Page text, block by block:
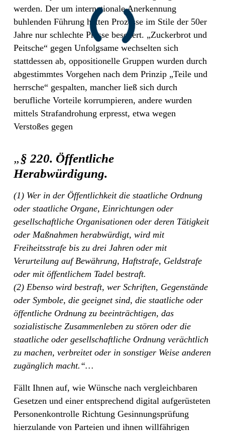
werden. Der um internationale Anerkennung
buhlenden Führung hätten Prozesse im Stile der 50er
Jahre nur schlechte Presse beschert. „Zuckerbrot und
Peitsche“ gegen Unfolgsame wechselten sich
stattdessen ab, oppositionelle Gruppen wurden durch
abgestimmtes Vorgehen nach dem Prinzip „Teile und
herrsche“ gespalten, mancher ließ sich durch
berufliche Vorteile korrumpieren, andere wurden
mittels Strafandrohung erpresst, etwa wegen
Verstoßes gegen
„§ 220. Öffentliche
Herabwürdigung.
(1) Wer in der Öffentlichkeit die staatliche Ordnung
oder staatliche Organe, Einrichtungen oder
gesellschaftliche Organisationen oder deren Tätigkeit
oder Maßnahmen herabwürdigt, wird mit
Freiheitsstrafe bis zu drei Jahren oder mit
Verurteilung auf Bewährung, Haftstrafe, Geldstrafe
oder mit öffentlichem Tadel bestraft.
(2) Ebenso wird bestraft, wer Schriften, Gegenstände
oder Symbole, die geeignet sind, die staatliche oder
öffentliche Ordnung zu beeinträchtigen, das
sozialistische Zusammenleben zu stören oder die
staatliche oder gesellschaftliche Ordnung verächtlich
zu machen, verbreitet oder in sonstiger Weise anderen
zugänglich macht.“…
Fällt Ihnen auf, wie Wünsche nach vergleichbaren
Gesetzen und einer entsprechend digital aufgerüsteten
Personenkontrolle Richtung Gesinnungsprüfung
hierzulande von Parteien und ihnen willfährigen